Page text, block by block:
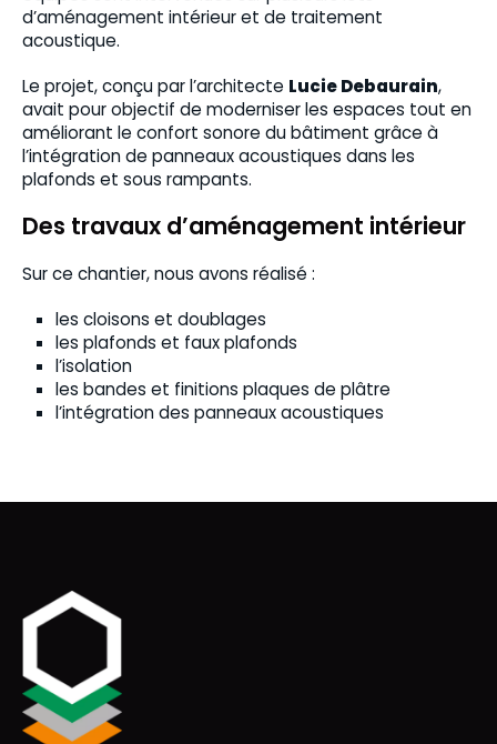
d’aménagement intérieur et de traitement
acoustique.
Le projet, conçu par l’architecte Lucie Debaurain,
avait pour objectif de moderniser les espaces tout en
améliorant le confort sonore du bâtiment grâce à
l’intégration de panneaux acoustiques dans les
plafonds et sous rampants.
Des travaux d’aménagement intérieur
Sur ce chantier, nous avons réalisé :
les cloisons et doublages
les plafonds et faux plafonds
l’isolation
les bandes et finitions plaques de plâtre
l’intégration des panneaux acoustiques